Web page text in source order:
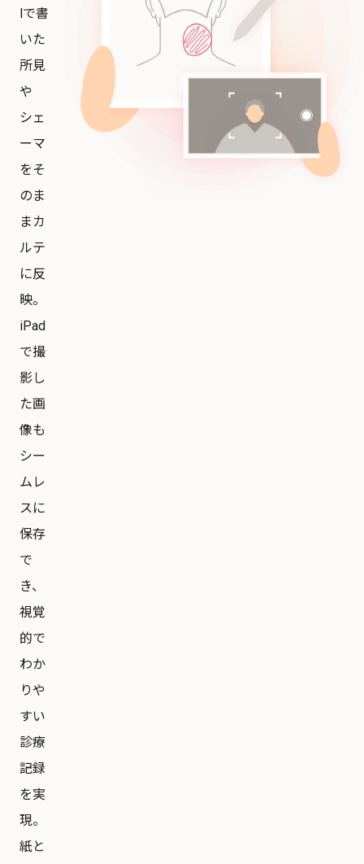
lで書
いた
所見
や
シェ
ーマ
をそ
のま
まカ
ルテ
に反
映。
iPad
で撮
影し
た画
像も
シー
ムレ
スに
保存
で
き、
視覚
的で
わか
りや
すい
診療
記録
を実
現。
紙と